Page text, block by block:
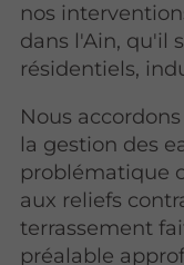
nos
dans l'Ain, qu'il
résidentiels,
Nous
la gestion des
problématique
aux reliefs
terrassement
préalable